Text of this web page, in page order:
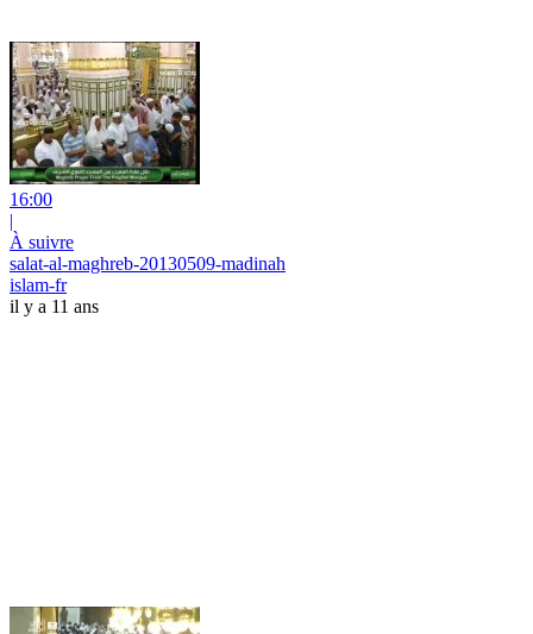
16:00
|
À suivre
salat-al-maghreb-20130509-madinah
islam-fr
il y a 11 ans